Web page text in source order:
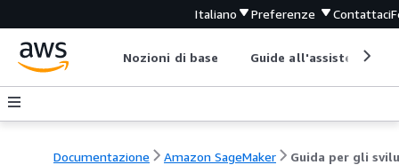
Italiano Preferenze Contattaci
Nozioni di base Guide all'assistenza
Documentazione Amazon SageMaker